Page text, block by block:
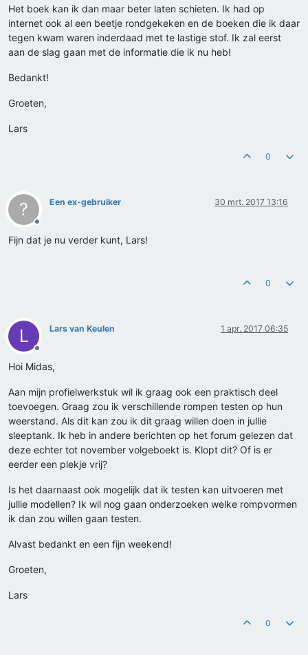
Het boek kan ik dan maar beter laten schieten. Ik had op
internet ook al een beetje rondgekeken en de boeken die ik daar
tegen kwam waren inderdaad met te lastige stof. Ik zal eerst
aan de slag gaan met de informatie die ik nu heb!
Bedankt!
Groeten,
Lars
0
?
Offline
Een ex-gebruiker 30 mrt. 2017 13:16
Fijn dat je nu verder kunt, Lars!
0
L
Offline
Lars van Keulen 1 apr. 2017 06:35
Hoi Midas,
Aan mijn profielwerkstuk wil ik graag ook een praktisch deel
toevoegen. Graag zou ik verschillende rompen testen op hun
weerstand. Als dit kan zou ik dit graag willen doen in jullie
sleeptank. Ik heb in andere berichten op het forum gelezen dat
deze echter tot november volgeboekt is. Klopt dit? Of is er
eerder een plekje vrij?
Is het daarnaast ook mogelijk dat ik testen kan uitvoeren met
jullie modellen? Ik wil nog gaan onderzoeken welke rompvormen
ik dan zou willen gaan testen.
Alvast bedankt en een fijn weekend!
Groeten,
Lars
0